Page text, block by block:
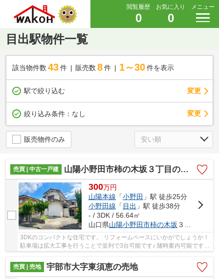
閲覧履歴
0
お気に入り
0
メニュー
目出駅物件一覧
該当物件数 43件 販売数 8 件 1～30 件を表示
駅で絞り込む 変更
絞り込み条件： なし 変更
販売物件のみ
売買 | 中古一戸建 山陽小野田市柿の木坂３丁目の中古一戸建
300万円
山陽本線 「小野田 」駅 徒歩25分
小野田線 「 目出 」駅 徒歩38分
- / 3DK / 56.64㎡
山口県山陽小野田市柿の木坂 ３丁目
3DKのコンパクトな住宅です。 リフォームベースにいかがでしょうか！
駐車場は拡大工事を行うことで並列で3台可能です♪ 随時案内可能ですの
売買 | 売地
宇部市大字東須恵の売地